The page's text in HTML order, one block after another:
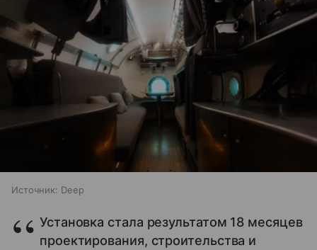
Источник: Deep
Установка стала результатом 18 месяцев
проектирования, строительства и